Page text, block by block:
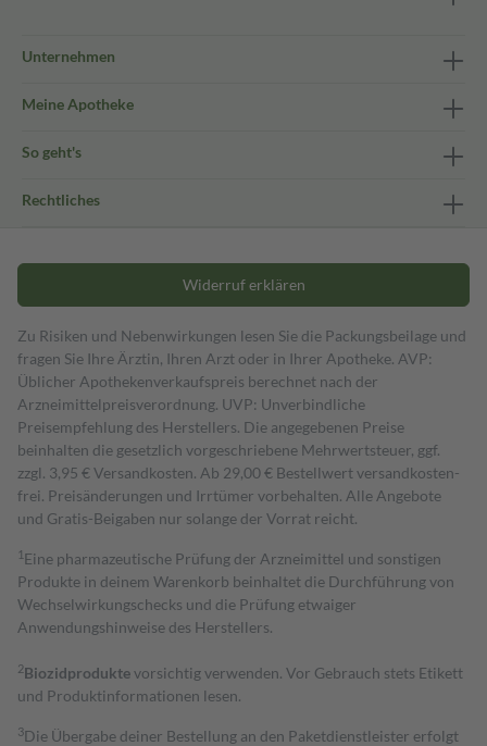
Unternehmen
Meine Apotheke
So geht's
Rechtliches
Widerruf erklären
Zu Risiken und Nebenwirkungen lesen Sie die Packungsbeilage und
fragen Sie Ihre Ärztin, Ihren Arzt oder in Ihrer Apotheke. AVP:
Üblicher Apothekenverkaufspreis berechnet nach der
Arzneimittelpreisverordnung. UVP: Unverbindliche
Preisempfehlung des Herstellers. Die angegebenen Preise
beinhalten die gesetzlich vorgeschriebene Mehrwertsteuer, ggf.
zzgl. 3,95 € Versandkosten. Ab 29,00 € Bestell­wert versand­kosten­
frei. Preisänderungen und Irrtümer vorbehalten. Alle Angebote
und Gratis-Beigaben nur solange der Vorrat reicht.
1 Eine pharmazeutische Prüfung der Arzneimittel und sonstigen
Produkte in deinem Warenkorb beinhaltet die Durchführung von
Wechselwirkungschecks und die Prüfung etwaiger
Anwendungshinweise des Herstellers.
2Biozidproduktevorsichtig verwenden. Vor Gebrauch stets Etikett
und Produktinformationen lesen.
3Die Übergabe deiner Bestellung an den Paketdienstleister erfolgt